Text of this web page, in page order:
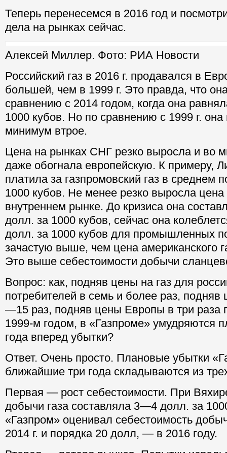
Теперь перенесемся в 2016 год и
дела на рынках сейчас.
Алексей Миллер. Фото: РИА Новости
Российский газ в 2016 г. продавался в
большей, чем в 1999 г. Это правда, что
сравнению с 2014 годом, когда она
1000 кубов. Но по сравнению с 1999 г. она
минимум втрое.
Цена на рынках СНГ резко выросла и во
даже обогнала европейскую. К примеру,
платила за газпромовский газ в среднем
1000 кубов. Не менее резко выросла цена
внутреннем рынке. До кризиса она
долл. за 1000 кубов, сейчас она
долл. за 1000 кубов для промышленных
зачастую выше, чем цена американского
Это выше себестоимости добычи
Вопрос: как, подняв цены на газ для
потребителей в семь и более раз,
—15 раз, подняв цены Европы в три раза
1999-м годом, в «Газпроме» умудряются
года вперед убытки?
Ответ. Очень просто. Плановые убытки
ближайшие три года складываются из
Первая — рост себестоимости. При
добычи газа составляла 3—4 долл. за
«Газпром» оценивал себестоимость
2014 г. и порядка 20 долл, — в 2016 году.